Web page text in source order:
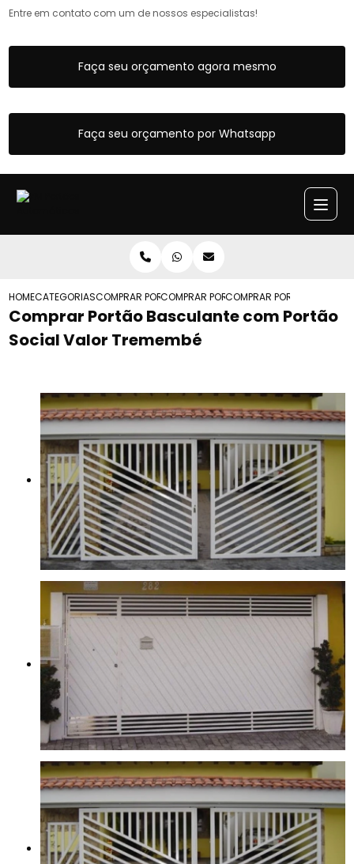
Entre em contato com um de nossos especialistas!
Faça seu orçamento agora mesmo
Faça seu orçamento por Whatsapp
HOMECATEGORIASCOMPRAR PORTAO BASCULANTE
COMPRAR PORTAO BASCULANTE
COMPRAR PORTAO
Comprar Portão Basculante com Portão
Social Valor Tremembé